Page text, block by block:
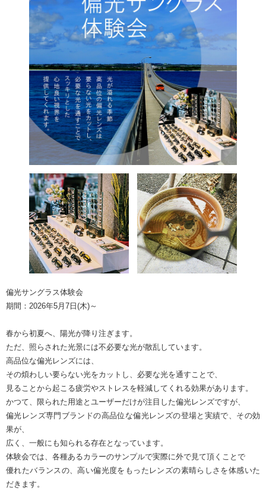
偏光サングラス体験会
期間：2026年5月7日(木)～
春から初夏へ、陽光が降り注ぎます。
ただ、照らされた光景には不必要な光が散乱しています。
高品位な偏光レンズには、
その煩わしい要らない光をカットし、必要な光を通すことで、
見ることから起こる疲労やストレスを軽減してくれる効果があります。
かつて、限られた用途とユーザーだけが注目した偏光レンズですが、
偏光レンズ専門ブランドの高品位な偏光レンズの登場と実績で、その効
果が、
広く、一般にも知られる存在となっています。
体験会では、各種あるカラーのサンプルで実際に外で見て頂くことで
優れたバランスの、高い偏光度をもったレンズの素晴らしさを体感いた
だきます。